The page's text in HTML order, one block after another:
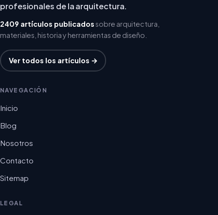
profesionales de la arquitectura.
2409 artículos publicadossobre arquitectura,
materiales, historia y herramientas de diseño.
Ver todos los artículos →
NAVEGACIÓN
Inicio
Blog
Nosotros
Contacto
Sitemap
LEGAL